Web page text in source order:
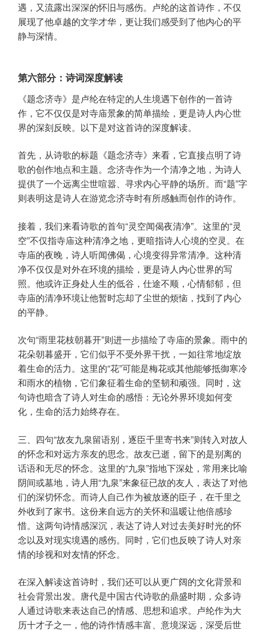
遇，又流露出深深的怀旧与感伤。卢纶的这首诗作，不仅
展现了他卓越的文学才华，更让我们感受到了他内心的平
静与深情。
第六部分：诗词深度解读
《题念济寺》是卢纶在特定的人生境遇下创作的一首诗
作，它不仅仅是对寺庙景象的简单描绘，更是诗人内心世
界的深刻反映。以下是对这首诗的深度解读。
首先，从诗歌的标题《题念济寺》来看，它直接点明了诗
歌的创作地点和主题。念济寺作为一个清净之地，为诗人
提供了一个远离尘世喧嚣、寻求内心平静的场所。而“题”字
则表明这是诗人在游览念济寺时有所感触而创作的诗作。
接着，我们来看诗歌的首句“灵空闻偈夜清净”。这里的“灵
空”不仅指寺庙这种清净之地，更暗指诗人心境的空灵。在
寺庙的夜晚，诗人听闻佛偈，心境变得异常清净。这种清
净不仅仅是对外在环境的描绘，更是诗人内心世界的写
照。他或许正身处人生的低谷，仕途不顺，心情郁郁，但
寺庙的清净环境让他暂时忘却了尘世的烦恼，找到了内心
的平静。
次句“雨里花枝朝暮开”则进一步描绘了寺庙的景象。雨中的
花朵朝暮盛开，它们似乎不受外界干扰，一如往常地绽放
着生命的活力。这里的“花”可能是梅花或其他能够抵御寒冷
和雨水的植物，它们象征着生命的坚韧和顽强。同时，这
句诗也暗含了诗人对生命的感悟：无论外界环境如何变
化，生命的活力始终存在。
三、四句“故友九泉留语别，逐臣千里寄书来”则转入对故人
的怀念和对远方亲友的思念。故友已逝，留下的是别离的
话语和无尽的怀念。这里的“九泉”指地下深处，常用来比喻
阴间或墓地，诗人用“九泉”来象征已故的友人，表达了对他
们的深切怀念。而诗人自己作为被放逐的臣子，在千里之
外收到了家书。这份来自远方的关怀和温暖让他倍感珍
惜。这两句诗情感深沉，表达了诗人对过去美好时光的怀
念以及对现实境遇的感伤。同时，它们也反映了诗人对亲
情的珍视和对友情的怀念。
在深入解读这首诗时，我们还可以从更广阔的文化背景和
社会背景出发。唐代是中国古代诗歌的鼎盛时期，众多诗
人通过诗歌来表达自己的情感、思想和追求。卢纶作为大
历十才子之一，他的诗作情感丰富、意境深远，深受后世